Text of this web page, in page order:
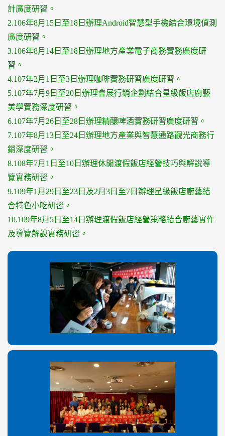
計廣度研習。
2.106年8月15日至18日辦理Android智慧型手機結合環境偵測
廣度研習。
3.106年8月14日至18日辦理地方產業電子商務實務廣度研
習。
4.107年2月1日至3日辦理咖啡實務研習廣度研習。
5.107年7月9日至20日辦理會展行銷企劃結合星級飯店廚藝
美學實務深度研習。
6.107年7月26日至28日辦理精釀啤酒實務研習廣度研習。
7.107年8月13日至24日辦理地方產業與智慧通路觀光商務行
銷深度研習。
8.108年7月1日至10日辦理休閒渡假飯店經營技巧與解說導
覽實務研習。
9.109年1月29日至23日及2月3日至7日辦理星級飯店廚藝結
合特色小吃研習。
10.109年8月5日至14日辦理渡假飯店經營策略結合廚藝實作
及導覽解說實務研習。